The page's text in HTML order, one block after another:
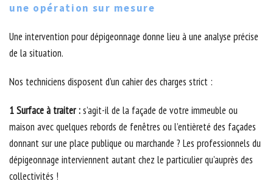
une opération sur mesure
Une intervention pour dépigeonnage donne lieu à une analyse précise
de la situation.
Nos techniciens disposent d’un cahier des charges strict :
1 Surface à traiter :s’agit-il de la façade de votre immeuble ou
maison avec quelques rebords de fenêtres ou l’entièreté des façades
donnant sur une place publique ou marchande ? Les professionnels du
dépigeonnage interviennent autant chez le particulier qu’auprès des
collectivités !